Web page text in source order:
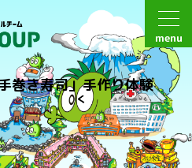
menu
巻き寿司」手作り体験